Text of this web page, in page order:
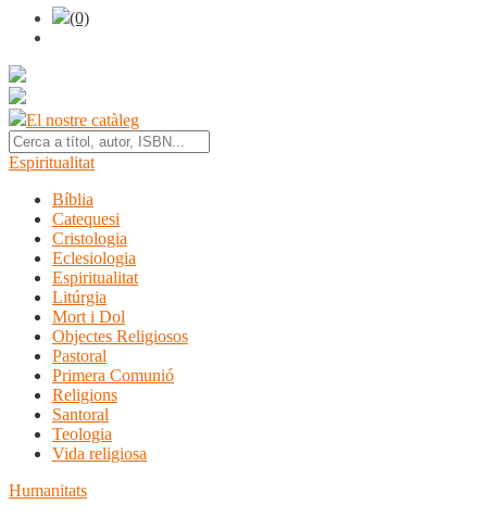
(0)
El nostre catàleg
Espiritualitat
Bíblia
Catequesi
Cristologia
Eclesiologia
Espiritualitat
Litúrgia
Mort i Dol
Objectes Religiosos
Pastoral
Primera Comunió
Religions
Santoral
Teologia
Vida religiosa
Humanitats